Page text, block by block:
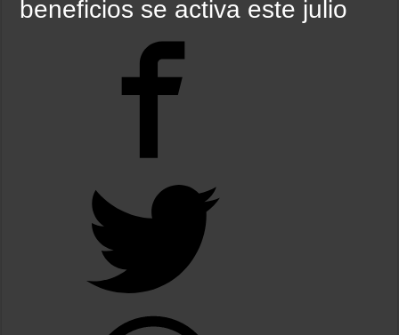
Nuevo asesinato motochorro de un policía de la Ciudad en el Conurbano:
Caso Agostina: la querella pidió la detención de la madre y la hermana de
Investigan la misteriosa muerte de una mujer en Villa Elisa: la encontraron con
beneficios se activa este julio